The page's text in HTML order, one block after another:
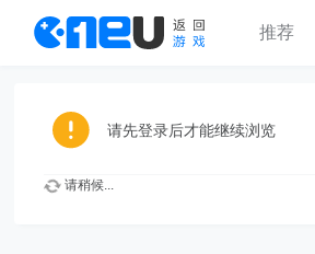
推荐
请先登录后才能继续浏览
请稍候...